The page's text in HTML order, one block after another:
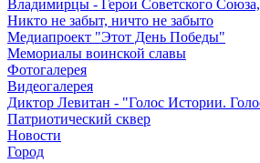
Владимирцы - Герои Советского
Никто не забыт, ничто не забыто
Медиапроект "Этот День Победы"
Мемориалы воинской славы
Фотогалерея
Видеогалерея
Диктор Левитан - "Голос Истории.
Патриотический сквер
Новости
Город